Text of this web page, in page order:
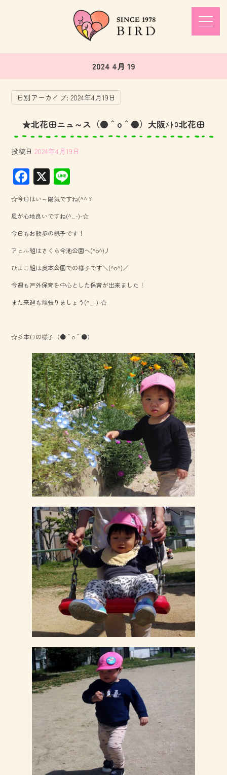
2024 4月 19
日別アーカイブ:2024年4月19日
★北花田ニュ～ス（●＾o＾●）大阪ﾒﾄﾛ北花田
投稿日 2024年4月19日
F
ac
e
b
o
ok
X
ne
☆今日はい～陽気ですね(^^ゞ
風が心地良いですね(^_-)-☆
今日もお散歩の様子です！
アヒル組はさくら今池公園へ(^o^)丿
ひよこ組は奥本公園での様子です＼(^o^)／
今週も戸外保育を中心とした保育が出来ました！
また来週も頑張りましょう(^_-)-☆
☆彡本日の様子（●＾o＾●）